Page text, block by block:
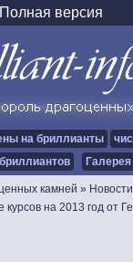
Полная версия
на бриллианты
Галерея
камней »
курсов на 2013 год от